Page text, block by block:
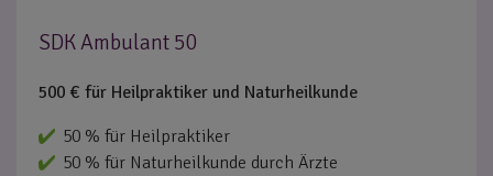
SDK Ambulant 50
500 € für Heilpraktiker und Naturheilkunde
50 % für Heilpraktiker
50 % für Naturheilkunde durch Ärzte